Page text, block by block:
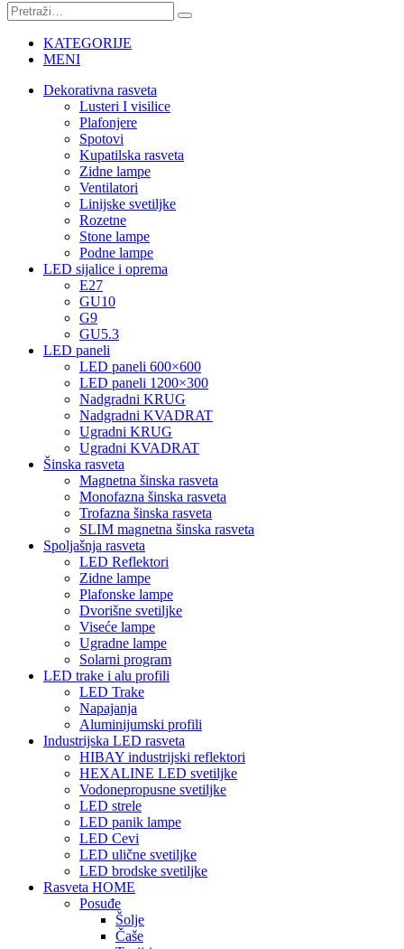
KATEGORIJE
MENI
Dekorativna rasveta
Lusteri I visilice
Plafonjere
Spotovi
Kupatilska rasveta
Zidne lampe
Ventilatori
Linijske svetiljke
Rozetne
Stone lampe
Podne lampe
LED sijalice i oprema
E27
GU10
G9
GU5.3
LED paneli
LED paneli 600×600
LED paneli 1200×300
Nadgradni KRUG
Nadgradni KVADRAT
Ugradni KRUG
Ugradni KVADRAT
Šinska rasveta
Magnetna šinska rasveta
Monofazna šinska rasveta
Trofazna šinska rasveta
SLIM magnetna šinska rasveta
Spoljašnja rasveta
LED Reflektori
Zidne lampe
Plafonske lampe
Dvorišne svetiljke
Viseće lampe
Ugradne lampe
Solarni program
LED trake i alu profili
LED Trake
Napajanja
Aluminijumski profili
Industrijska LED rasveta
HIBAY industrijski reflektori
HEXALINE LED svetiljke
Vodonepropusne svetiljke
LED strele
LED panik lampe
LED Cevi
LED ulične svetiljke
LED brodske svetiljke
Rasveta HOME
Posuđe
Šolje
Čaše